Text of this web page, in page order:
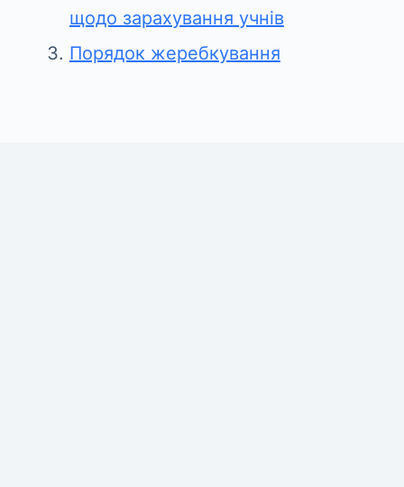
щодо зарахування учнів
Порядок жеребкування